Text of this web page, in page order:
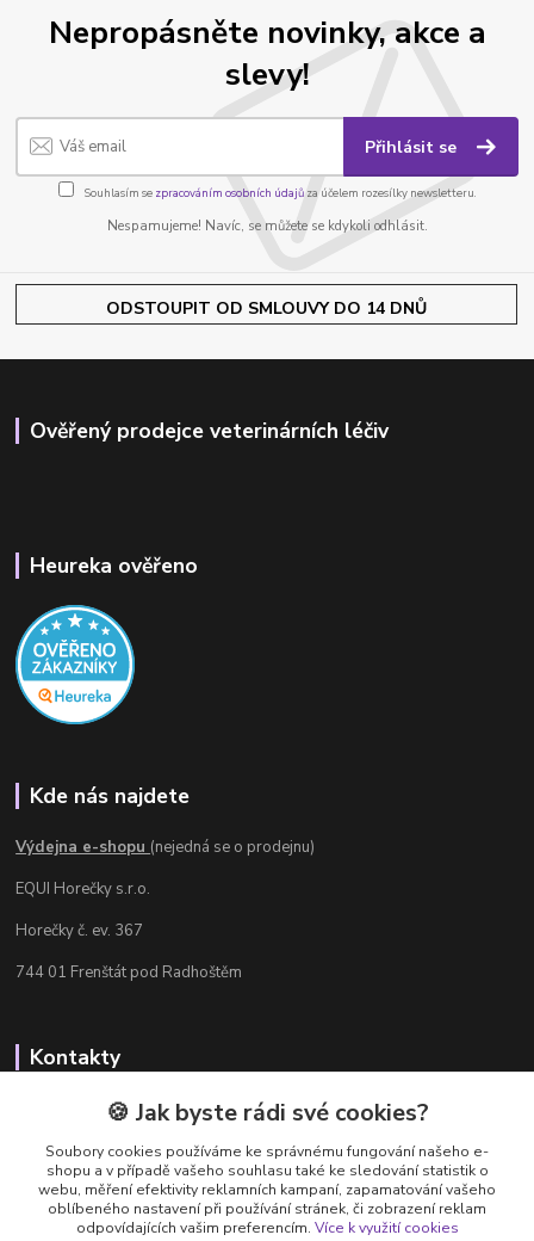
Nepropásněte novinky, akce a
slevy!
Přihlásit se
Souhlasím se zpracováním osobních údajůza účelem rozesílky newsletteru.
Nespamujeme! Navíc, se můžete se kdykoli odhlásit.
ODSTOUPIT OD SMLOUVY DO 14 DNŮ
Ověřený prodejce veterinárních léčiv
Heureka ověřeno
Kde nás najdete
Výdejna e-shopu (nejedná se o prodejnu)
EQUI Horečky s.r.o.
Horečky č. ev. 367
744 01 Frenštát pod Radhoštěm
Kontakty
Radka Chamrádová
+420 737 484 708
Výdejna e-shopu: Po-Ne, 8-20 hod.
info@equi-horecky.cz
🍪 Jak byste rádi své cookies?
Soubory cookies používáme ke správnému fungování našeho e-
shopu a v případě vašeho souhlasu také ke sledování statistik o
webu, měření efektivity reklamních kampaní, zapamatování vašeho
oblíbeného nastavení při používání stránek, či zobrazení reklam
odpovídajících vašim preferencím. Více k využití cookies